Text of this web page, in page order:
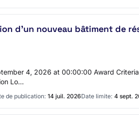
d'un nouveau bâtiment de
4, 2026 at 00:00:00 Award
Lo…
de publication: 14 juil. 2026Date limite: 4 sept.